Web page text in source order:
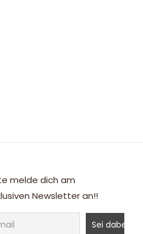
melde dich am
Newsletter an!!